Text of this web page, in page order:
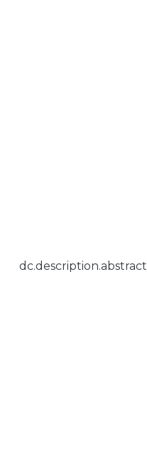
dc.description.abstract